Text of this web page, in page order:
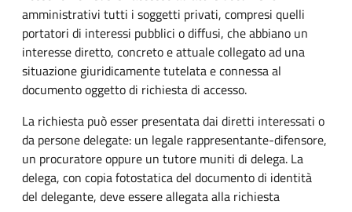
amministrativi tutti i soggetti privati, compresi quelli
portatori di interessi pubblici o diffusi, che abbiano un
interesse diretto, concreto e attuale collegato ad una
situazione giuridicamente tutelata e connessa al
documento oggetto di richiesta di accesso.
La richiesta può esser presentata dai diretti interessati o
da persone delegate: un legale rappresentante-difensore,
un procuratore oppure un tutore muniti di delega. La
delega, con copia fotostatica del documento di identità
del delegante, deve essere allegata alla richiesta